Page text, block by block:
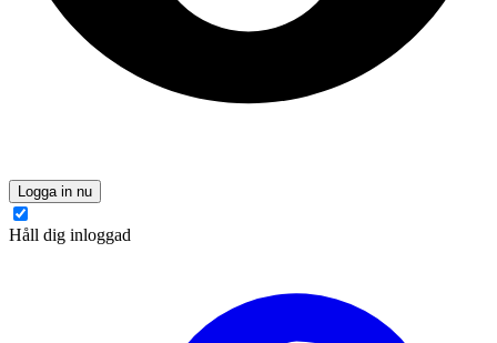
Logga in nu
Håll dig inloggad